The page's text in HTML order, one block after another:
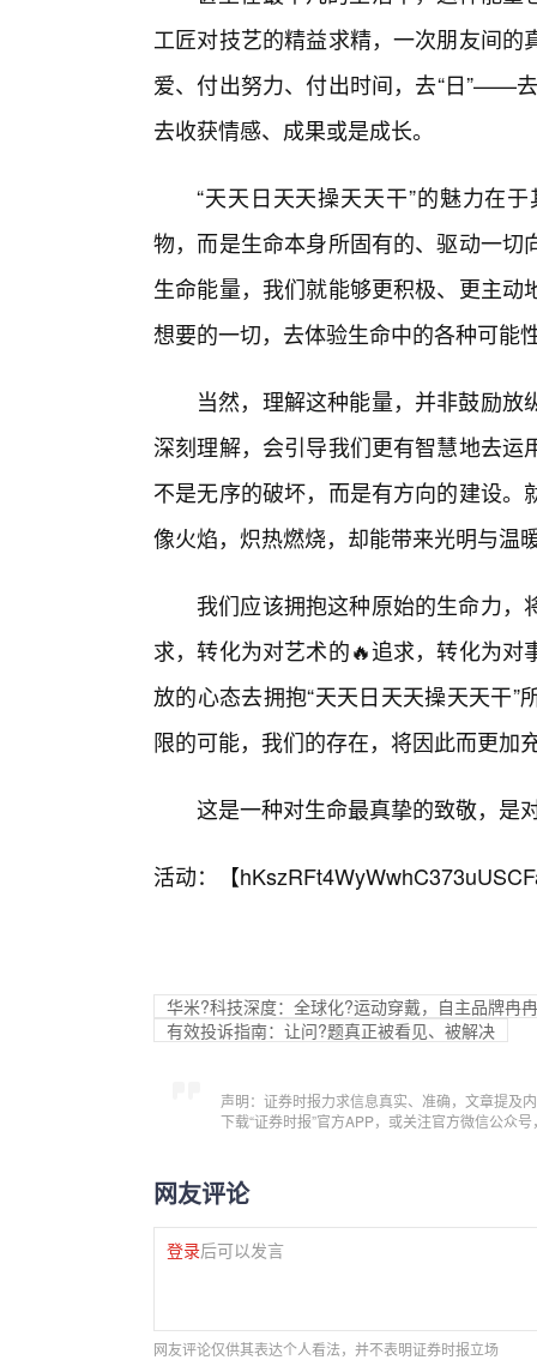
工匠对技艺的精益求精，一次朋友间
爱、付出努力、付出时间，去“日”——
去收获情感、成果或是成长。
“天天日天天操天天干”的魅力在
物，而是生命本身所固有的、驱动一
生命能量，我们就能够更积极、更主
想要的一切，去体验生命中的各种可能
当然，理解这种能量，并非鼓励
深刻理解，会引导我们更有智慧地去
不是无序的破坏，而是有方向的建设
像火焰，炽热燃烧，却能带来光明与温
我们应该拥抱这种原始的生命力
求，转化为对艺术的🔥追求，转化为
放的心态去拥抱“天天日天天操天天干
限的可能，我们的存在，将因此而更加
这是一种对生命最真挚的致敬，是
活动：【
华米?科技深度：全球化?运动穿戴，自主品牌冉
有效投诉指南：让问?题真正被看见、被解决
声明：证券时报力求信息真实、准确，文章提及
下载“证券时报”官方APP，或关注官方微信公众
网友评论
登录后可以发言
网友评论仅供其表达个人看法，并不表明证券时报立场